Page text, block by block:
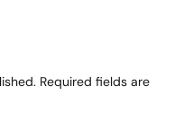
Required fields are